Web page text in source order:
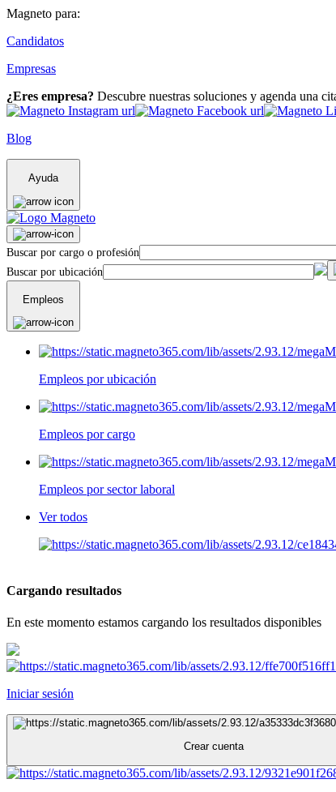
Magneto para:
Candidatos
Empresas
¿Eres empresa? Descubre nuestras soluciones y agenda una
Blog
Ayuda
Buscar por cargo o profesión
Buscar por ubicación
Empleos
Empleos por ubicación
Empleos por cargo
Empleos por sector laboral
Ver todos
Cargando resultados
En este momento estamos cargando los resultados disponibles
Iniciar sesión
Crear cuenta